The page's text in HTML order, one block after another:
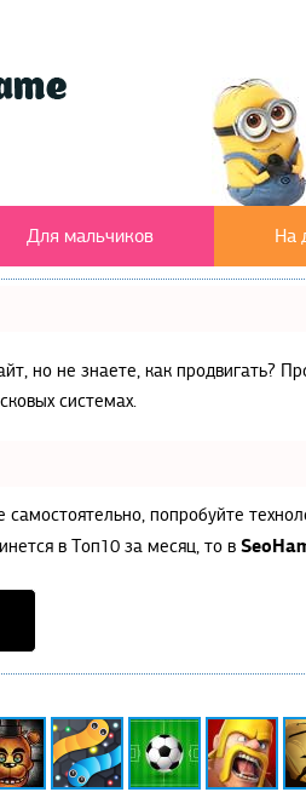
Для мальчиков На
но не знаете, как
системах.
попробуйте
в Топ10 за месяц, то в